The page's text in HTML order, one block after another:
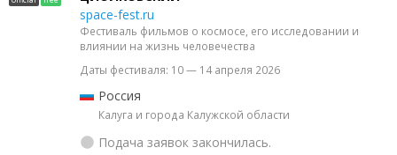
space-fest.ru
Фестиваль фильмов о космосе, его исследовании и
влиянии на жизнь человечества
Даты фестиваля: 10 — 14 апреля 2026
Россия
Калуга и города Калужской области
Подача заявок закончилась.